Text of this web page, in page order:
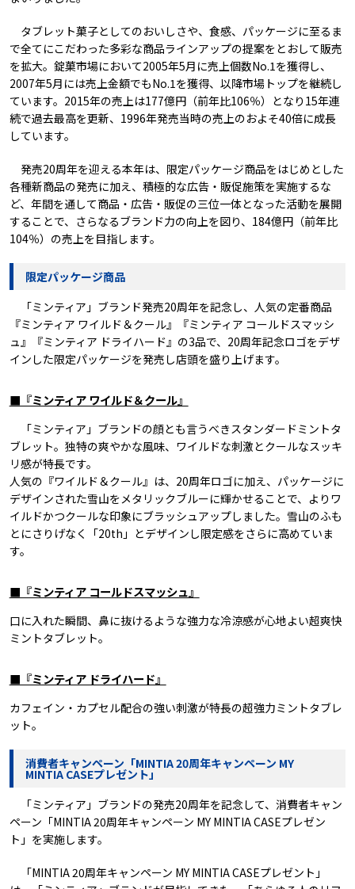
タブレット菓子としてのおいしさや、食感、パッケージに至るま
で全てにこだわった多彩な商品ラインアップの提案をとおして販売
を拡大。錠菓市場において2005年5月に売上個数No.1を獲得し、
2007年5月には売上金額でもNo.1を獲得、以降市場トップを継続し
ています。2015年の売上は177億円（前年比106％）となり15年連
続で過去最高を更新、1996年発売当時の売上のおよそ40倍に成長
しています。
発売20周年を迎える本年は、限定パッケージ商品をはじめとした
各種新商品の発売に加え、積極的な広告・販促施策を実施するな
ど、年間を通して商品・広告・販促の三位一体となった活動を展開
することで、さらなるブランド力の向上を図り、184億円（前年比
104％）の売上を目指します。
限定パッケージ商品
「ミンティア」ブランド発売20周年を記念し、人気の定番商品
『ミンティア ワイルド＆クール』『ミンティア コールドスマッシ
ュ』『ミンティア ドライハード』の3品で、20周年記念ロゴをデザ
インした限定パッケージを発売し店頭を盛り上げます。
■『ミンティア ワイルド＆クール』
「ミンティア」ブランドの顔とも言うべきスタンダードミントタ
ブレット。独特の爽やかな風味、ワイルドな刺激とクールなスッキ
リ感が特長です。
人気の『ワイルド＆クール』は、20周年ロゴに加え、パッケージに
デザインされた雪山をメタリックブルーに輝かせることで、よりワ
イルドかつクールな印象にブラッシュアップしました。雪山のふも
とにさりげなく「20th」とデザインし限定感をさらに高めていま
す。
■『ミンティア コールドスマッシュ』
口に入れた瞬間、鼻に抜けるような強力な冷涼感が心地よい超爽快
ミントタブレット。
■『ミンティア ドライハード』
カフェイン・カプセル配合の強い刺激が特長の超強力ミントタブレ
ット。
消費者キャンペーン「MINTIA 20周年キャンペーン MY
MINTIA CASEプレゼント」
「ミンティア」ブランドの発売20周年を記念して、消費者キャン
ペーン「MINTIA 20周年キャンペーン MY MINTIA CASEプレゼン
ト」を実施します。
「MINTIA 20周年キャンペーン MY MINTIA CASEプレゼント」